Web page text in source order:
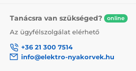
Tanácsra van szükséged? online
Az ügyfélszolgálat elérhető
+36 21 300 7514
info@elektro-nyakorvek.hu